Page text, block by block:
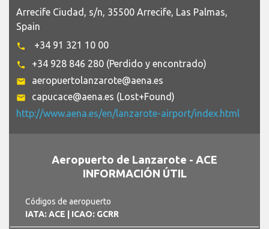
Arrecife Ciudad, s/n, 35500 Arrecife, Las Palmas,
Spain
phone +34 91 321 10 00
phone +34 928 846 280 (Perdido y encontrado)
email aeropuertolanzarote@aena.es
email
capucace@aena.es (Lost+Found)
http://www.aena.es/en/lanzarote-airport/index.html
Aeropuerto de Lanzarote - ACE
INFORMACIÓN ÚTIL
Códigos de aeropuerto
IATA: ACE
| ICAO: GCRR